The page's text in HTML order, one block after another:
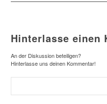
Hinterlasse einen
An der Diskussion beteiligen?
Hinterlasse uns deinen Kommentar!